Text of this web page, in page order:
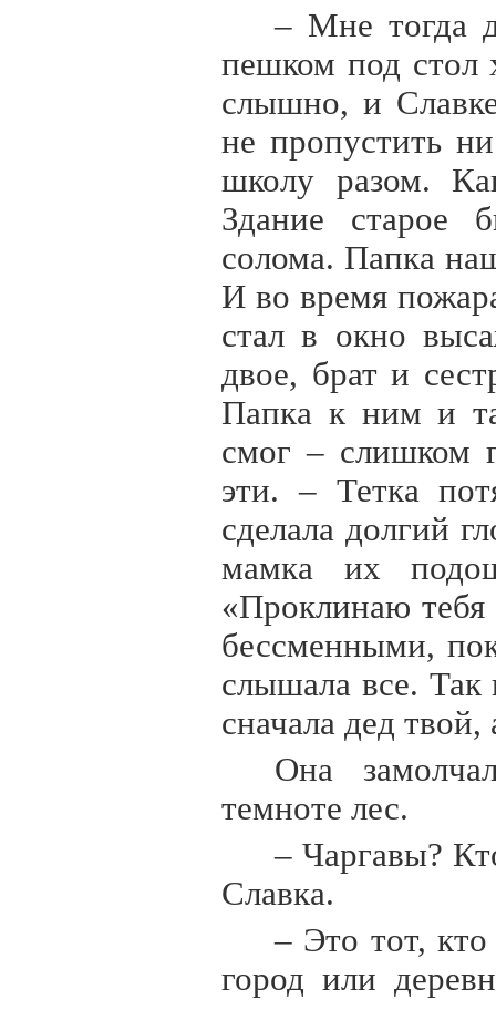
– Мне тогда
пешком под стол
слышно, и
не пропустить
школу разом.
Здание старое
солома. Папка
И во время
стал в окно
двое, брат и
Папка к ним и
смог – слишком
эти. – Тетка
сделала долгий
мамка их
«Проклинаю
бессменными,
слышала все. Так
сначала дед твой,
Она
темноте лес.
– Чаргавы?
Славка.
– Это тот,
город или